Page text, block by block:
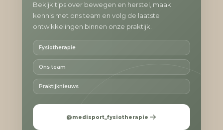
Bekijk tips over bewegen en herstel, maak
kennis met ons team en volg de laatste
ontwikkelingen binnen onze praktijk.
Fysiotherapie
Ons team
Praktijknieuws
@medisport_fysiotherapie